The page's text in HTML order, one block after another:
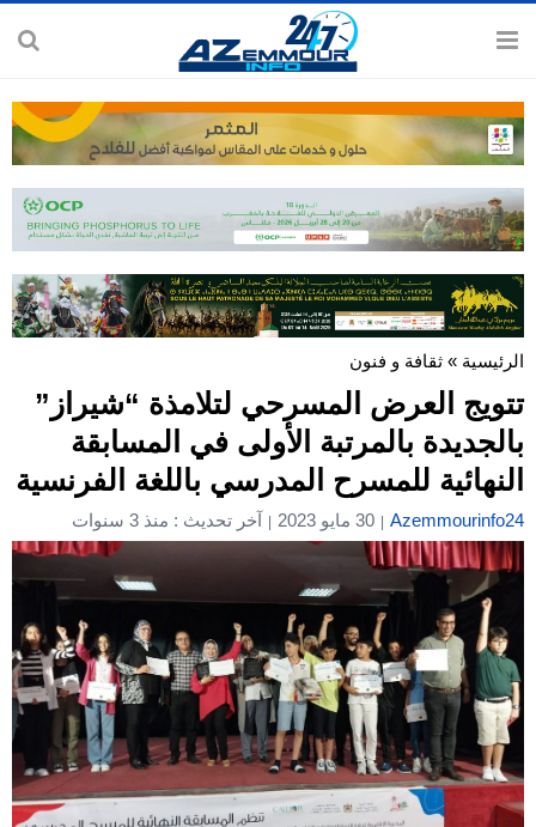
الرئيسية » ثقافة و فنون
تتويج العرض المسرحي لتلامذة “شيراز”
بالجديدة بالمرتبة الأولى في المسابقة
النهائية للمسرح المدرسي باللغة الفرنسية
Azemmourinfo24 30 مايو 2023 آخر تحديث : منذ 3 سنوات